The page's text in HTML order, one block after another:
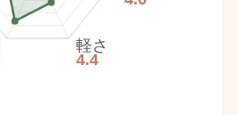
軽さ
4.4